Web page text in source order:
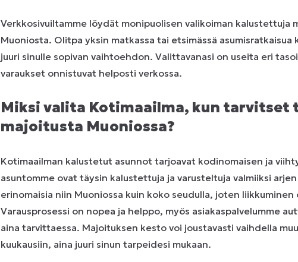
Verkkosivuiltamme löydät monipuolisen valikoiman kalustettuja
Muoniosta. Olitpa yksin matkassa tai etsimässä
juuri sinulle sopivan vaihtoehdon. Valittavanasi on useita eri
varaukset onnistuvat helposti verkossa.
Miksi valita Kotimaailma, kun tarvitset
majoitusta Muoniossa?
Kotimaailman kalustetut asunnot tarjoavat kodinomaisen ja
asuntomme ovat täysin kalustettuja ja varusteltuja valmiiksi
erinomaisia niin Muoniossa kuin koko seudulla, joten liikkuminen
Varausprosessi on nopea ja helppo, myös asiakaspalvelumme
aina tarvittaessa. Majoituksen kesto voi joustavasti vaihdella
kuukausiin, aina juuri sinun tarpeidesi mukaan.